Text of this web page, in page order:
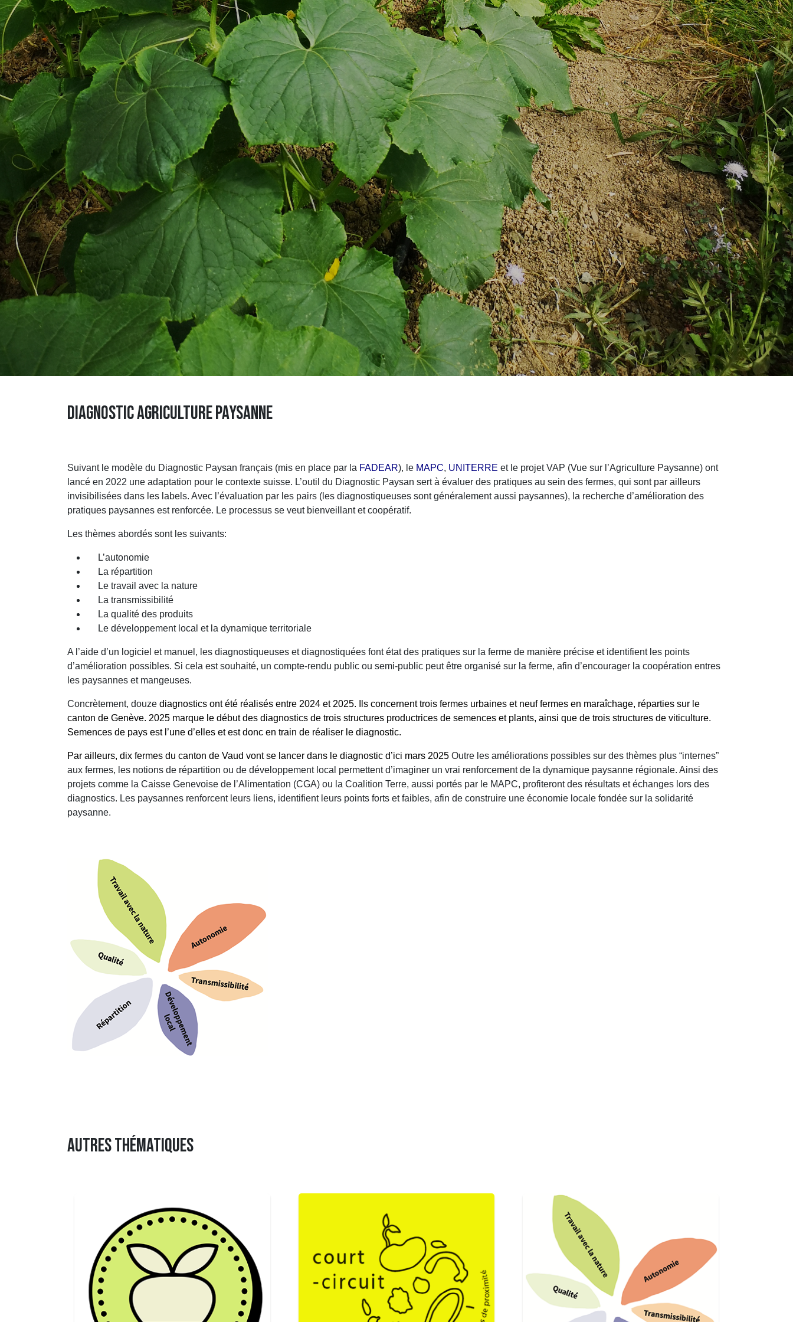
DIAGNOSTIC AGRICULTURE PAYSANNE
Suivant le modèle du Diagnostic Paysan français (mis en place par la FADEAR), le MAPC, UNITERRE et le projet VAP (Vue sur l’Agriculture Paysanne) ont
lancé en 2022 une adaptation pour le contexte suisse. L’outil du Diagnostic Paysan sert à évaluer des pratiques au sein des fermes, qui sont par ailleurs
invisibilisées dans les labels. Avec l’évaluation par les pairs (les diagnostiqueuses sont généralement aussi paysannes), la recherche d’amélioration des
pratiques paysannes est renforcée. Le processus se veut bienveillant et coopératif.
Les thèmes abordés sont les suivants:
L’autonomie
La répartition
Le travail avec la nature
La transmissibilité
La qualité des produits
Le développement local et la dynamique territoriale
A l’aide d’un logiciel et manuel, les diagnostiqueuses et diagnostiquées font état des pratiques sur la ferme de manière précise et identifient les points
d’amélioration possibles. Si cela est souhaité, un compte-rendu public ou semi-public peut être organisé sur la ferme, afin d’encourager la coopération entres
les paysannes et mangeuses.
Concrètement, douze diagnostics ont été réalisés entre 2024 et 2025. Ils concernent trois fermes urbaines et neuf fermes en maraîchage, réparties sur le
canton de Genève. 2025 marque le début des diagnostics de trois structures productrices de semences et plants, ainsi que de trois structures de viticulture.
Semences de pays est l’une d’elles et est donc en train de réaliser le diagnostic.
Par ailleurs, dix fermes du canton de Vaud vont se lancer dans le diagnostic d’ici mars 2025 Outre les améliorations possibles sur des thèmes plus “internes”
aux fermes, les notions de répartition ou de développement local permettent d’imaginer un vrai renforcement de la dynamique paysanne régionale. Ainsi des
projets comme la Caisse Genevoise de l’Alimentation (CGA) ou la Coalition Terre, aussi portés par le MAPC, profiteront des résultats et échanges lors des
diagnostics. Les paysannes renforcent leurs liens, identifient leurs points forts et faibles, afin de construire une économie locale fondée sur la solidarité
paysanne.
AUTRES THÉMATIQUES